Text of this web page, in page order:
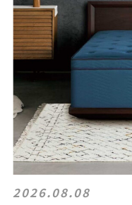
2026.08.08